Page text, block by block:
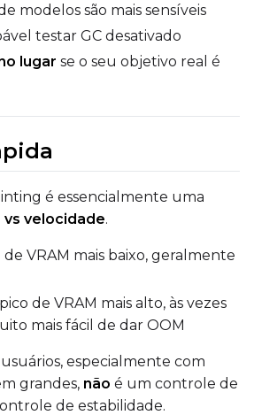
modelos são mais sensíveis
testar GC desativado
lugar se o seu objetivo real é
é essencialmente uma
vs velocidade.
de VRAM mais baixo, geralmente
de VRAM mais alto, às vezes
mais fácil de dar OOM
especialmente com
grandes, não é um controle de
de estabilidade.